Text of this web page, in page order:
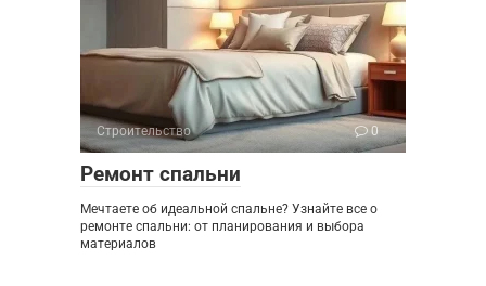
Строительство 0
Ремонт спальни
Мечтаете об идеальной спальне? Узнайте все о
ремонте спальни: от планирования и выбора
материалов